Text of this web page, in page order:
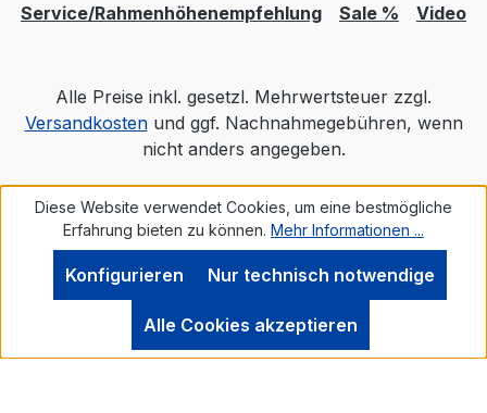
Service/Rahmenhöhenempfehlung
Sale % Video
Alle Preise inkl. gesetzl. Mehrwertsteuer zzgl.
Versandkostenund ggf. Nachnahmegebühren, wenn
nicht anders angegeben.
Realisiert mit Shopware
Diese Website verwendet Cookies, um eine bestmögliche
Erfahrung bieten zu können. Mehr Informationen ...
Nur technisch notwendige
Konfigurieren
Alle Cookies akzeptieren